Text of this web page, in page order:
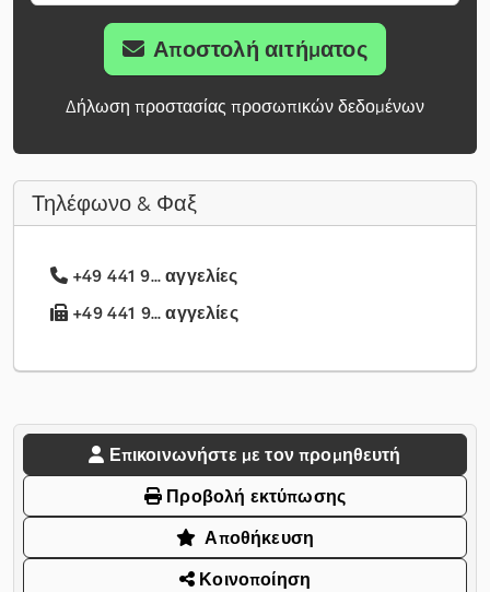
Αποστολή αιτήματος
Δήλωση προστασίας προσωπικών δεδομένων
Τηλέφωνο & Φαξ
+49 441 9... αγγελίες
+49 441 9... αγγελίες
Επικοινωνήστε με τον προμηθευτή
Προβολή εκτύπωσης
Αποθήκευση
Κοινοποίηση